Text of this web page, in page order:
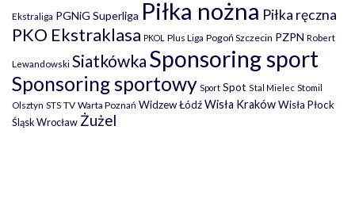
Ekstraliga PGNiG Superliga Piłka nożna Piłka ręczna
PKO Ekstraklasa PKOL Plus Liga Pogoń Szczecin PZPN Robert
Lewandowski Siatkówka Sponsoring sport
Sponsoring sportowy Sport Spot Stal Mielec Stomil
Olsztyn STS TV Warta Poznań Widzew ŁódźWisła KrakówWisła Płock
Śląsk WrocławŻużel